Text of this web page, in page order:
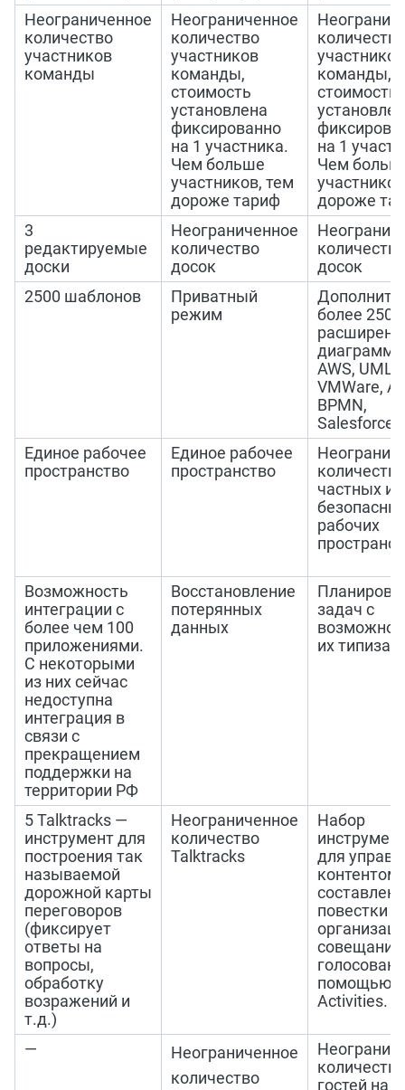
Неограниченное
количество
участников
команды
Неограниченное
количество
участников
команды,
стоимость
установлена
фиксированно
на 1 участника.
Чем больше
участников, тем
дороже тариф
количество
участников
команды,
стоимость
на 1
Чем
дороже
3
редактируемые
доски
Неограниченное
количество
досок
количество
досок
2500 шаблонов
Приватный
режим
более 2500
диаграмм
AWS, UML,
VMWare,
BPMN,
Salesforce
Единое рабочее
пространство
Единое рабочее
пространство
количество
частных и
рабочих
Возможность
интеграции с
более чем 100
приложениями.
С некоторыми
из них сейчас
недоступна
интеграция в
связи с
прекращением
поддержки на
территории РФ
Восстановление
потерянных
данных
задач с
их
5 Talktracks —
инструмент для
построения так
называемой
дорожной карты
переговоров
(фиксирует
ответы на
вопросы,
обработку
возражений и
т.д.)
Неограниченное
количество
Talktracks
Набор
для
контентом,
повестки
совещаний
помощью
Activities.
—
Неограниченное
количество
количество
гостей на